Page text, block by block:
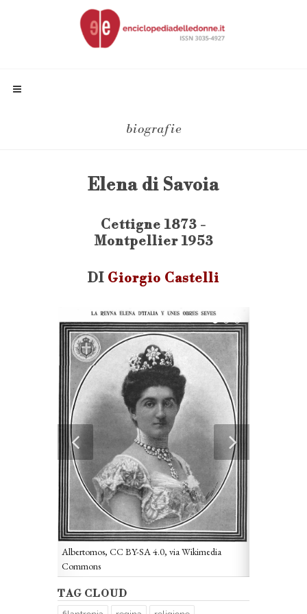
biografie
Elena di Savoia
Cettigne 1873 -
Montpellier 1953
DI Giorgio Castelli
Albertomos, CC BY-SA 4.0, via Wikimedia
Commons
TAG CLOUD